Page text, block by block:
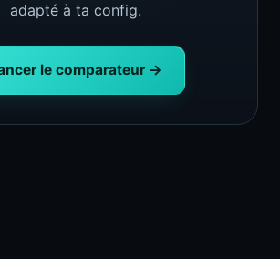
adapté à ta config.
le comparateur →